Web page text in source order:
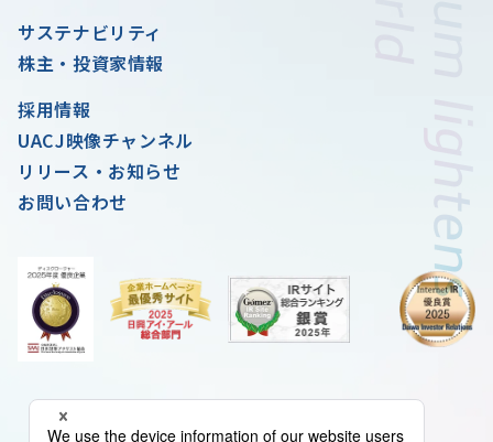
サステナビリティ
株主・投資家情報
採用情報
UACJ映像チャンネル
リリース・お知らせ
お問い合わせ